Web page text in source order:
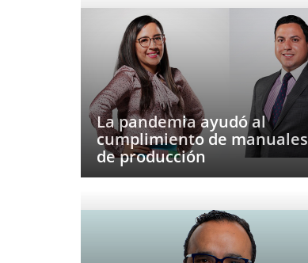
La pandemia ayudó al
cumplimiento de manuales
de producción